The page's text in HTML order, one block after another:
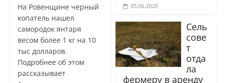
На Ровенщине черный
копатель нашел
самородок янтаря
весом более 1 кг на 10
тыс долларов.
Подробнее об этом
рассказывает
05.06.2020
Сель
сове
т
отда
ла
фермеру в аренду